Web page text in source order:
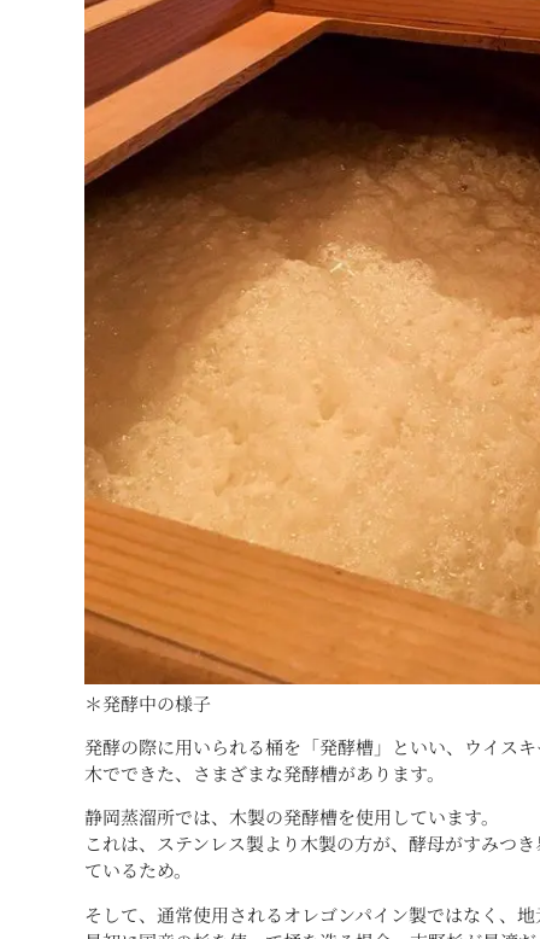
＊発酵中の様子
発酵の際に用いられる桶を「発酵槽」といい、ウイス
木でできた、さまざまな発酵槽があります。
静岡蒸溜所では、木製の発酵槽を使用しています。
これは、ステンレス製より木製の方が、酵母がすみつ
ているため。
そして、通常使用されるオレゴンパイン製ではなく、